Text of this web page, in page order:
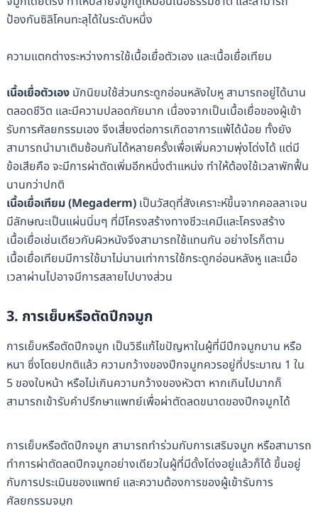
ป้องกันซิลิโคนทะลุได้ในระดับหนึ่ง
ความแตกต่างระหว่างการใช้เนื้อเยื่อตัวเอง และเนื้อเยื่อเทียม
เนื้อเยื่อตัวเองมักนิยมใช้ส่วนกระดูกอ่อนหลังใบหู สามารถอยู่ได้นาน
ตลอดชีวิต และมีความปลอดภัยมาก เนื่องจากเป็นเนื้อเยื่อของผู้เข้า
รับการศัลยกรรมเอง จึงเสี่ยงต่อการเกิดอาการแพ้ได้น้อย ทั้งยัง
สามารถนำมาเติมซ้อนกันได้หลายครั้งเพื่อเพิ่มความพุ่งโด่งได้ แต่มี
ข้อเสียคือ จะมีการผ่าตัดเพิ่มอีกหนึ่งตำแหน่ง ทำให้ต้องใช้เวลาพักฟื้น
นานกว่าปกติ
เนื้อเยื่อเทียม (Megaderm) เป็นวัสดุที่สังเคราะห์ขึ้นจากคอลลาเจน
มีลักษณะเป็นแผ่นนิ่มๆ ที่มีโครงสร้างทางชีวะเคมีและโครงสร้าง
เนื้อเยื่อเช่นเดียวกับผิวหนังจึงสามารถใช้แทนกัน อย่างไรก็ตาม
เนื้อเยื่อเทียมมีการใช้มาไม่นานเท่าการใช้กระดูกอ่อนหลังหู และเมื่อ
เวลาผ่านไปอาจมีการสลายไปบางส่วน
3. การเย็บหรือตัดปีกจมูก
การเย็บหรือตัดปีกจมูก เป็นวิธีแก้ไขปัญหาในผู้ที่มีปีกจมูกบาน หรือ
หนา ซึ่งโดยปกติแล้ว ความกว้างของปีกจมูกควรอยู่ที่ประมาณ 1 ใน
5 ของใบหน้า หรือไม่เกินความกว้างของหัวตา หากเกินไปมากก็
สามารถเข้ารับคำปรึกษาแพทย์เพื่อผ่าตัดลดขนาดของปีกจมูกได้
การเย็บหรือตัดปีกจมูก สามารถทำร่วมกับการเสริมจมูก หรือสามารถ
ทำการผ่าตัดลดปีกจมูกอย่างเดียวในผู้ที่มีดั้งโด่งอยู่แล้วก็ได้ ขึ้นอยู่
กับการประเมินของแพทย์ และความต้องการของผู้เข้ารับการ
ศัลยกรรมจมูก